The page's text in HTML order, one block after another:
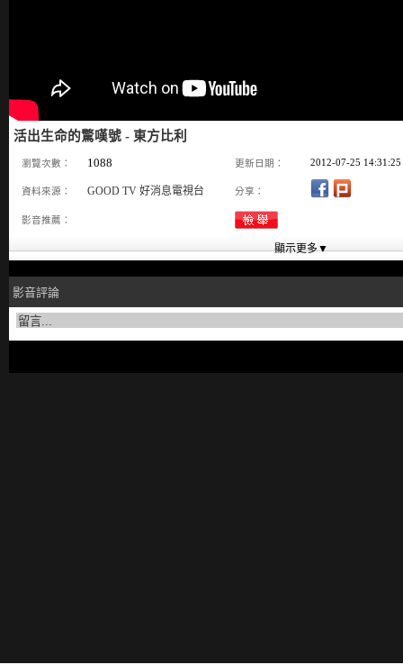
活出生命的驚嘆號 - 東方比利
瀏覽次數： 1088 更新日期： 2012-07-25 14:31:25
資料來源： GOOD TV 好消息電視台 分享：
影音推薦：
影音評論